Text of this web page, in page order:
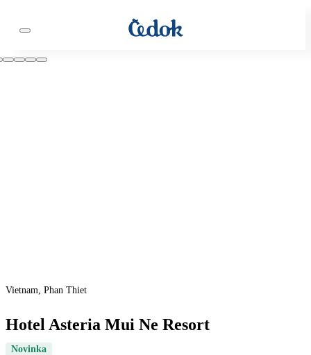
Vietnam, Phan Thiet
Hotel Asteria Mui Ne Resort
Novinka